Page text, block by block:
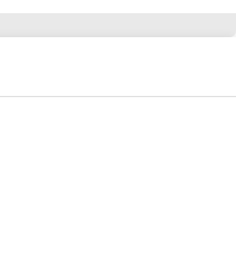
达1800°）的赛玺石，
润。赛玺石水具有以下几
性水具有较为甜美的口
够有效去除水中的异
饮用碱性水可以促进胃
衡：碱性水可以中和体